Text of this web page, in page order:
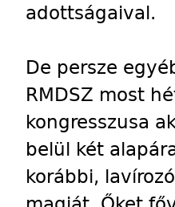
adottságaival.
De persze
RMDSZ most
kongresszusa
belül két
korábbi,